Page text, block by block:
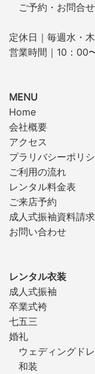
ご予約・お問合
定休日｜毎週水・
営業時間｜10：00
MENU
Home
会社概要
アクセス
プラリバシーポリ
ご利用の流れ
レンタル料金表
ご来店予約
成人式振袖資料請求
お問い合わせ
レンタル衣装
成人式振袖
卒業式袴
七五三
婚礼
ウェディングド
和装